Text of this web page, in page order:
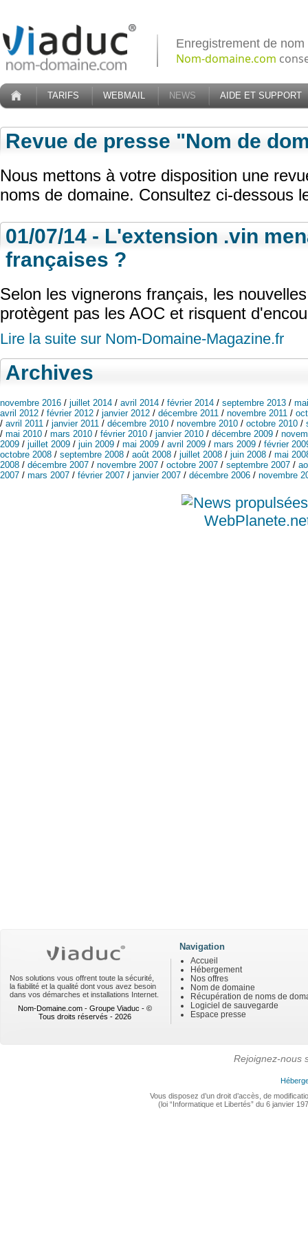
Enregistrement de
Nom-domaine.com
TARIFS WEBMAIL NEWS AIDE ET SUPPORT
Revue de presse "Nom de
Nous mettons à votre disposition une
noms de domaine. Consultez ci-dessous
01/07/14 - L'extension .vin
françaises ?
Selon les vignerons français, les
protègent pas les AOC et risquent
Lire la suite sur Nom-Domaine-Magazine.fr
Archives
novembre 2016 / juillet 2014 / avril 2014 / février 2014 / septembre 2013 /
avril 2012 / février 2012 / janvier 2012 / décembre 2011 / novembre 2011 /
/ avril 2011 / janvier 2011 / décembre 2010 / novembre 2010 / octobre 2010 /
/ mai 2010 / mars 2010 / février 2010 / janvier 2010 / décembre 2009 /
2009 / juillet 2009 / juin 2009 / mai 2009 / avril 2009 / mars 2009 / février
octobre 2008 / septembre 2008 / août 2008 / juillet 2008 / juin 2008 / mai
2008 / décembre 2007 / novembre 2007 / octobre 2007 / septembre 2007 /
2007 / mars 2007 / février 2007 / janvier 2007 / décembre 2006 / novembre
Nos solutions vous offrent toute la sécurité,
la fiabilité et la qualité dont vous avez besoin
dans vos démarches et installations Internet.
Nom-Domaine.com - Groupe Viaduc - ©
Tous droits réservés - 2026
Navigation
Accueil
Hébergement
Nos offres
Nom de domaine
Récupération de noms de
Logiciel de sauvegarde
Espace presse
Rejoignez-nous
Vous disposez d’un droit d’accès, de
(loi “Informatique et Libertés” du 6 janvier